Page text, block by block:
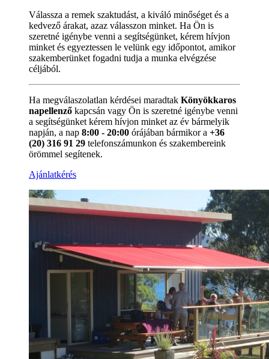
Válassza a remek szaktudást, a kiváló minőséget és a
kedvező árakat, azaz válasszon minket. Ha Ön is
szeretné igénybe venni a segítségünket, kérem hívjon
minket és egyeztessen le velünk egy időpontot, amikor
szakemberünket fogadni tudja a munka elvégzése
céljából.
Ha megválaszolatlan kérdései maradtak Könyökkaros
napellenző kapcsán vagy Ön is szeretné igénybe venni
a segítségünket kérem hívjon minket az év bármelyik
napján, a nap 8:00 - 20:00 órájában bármikor a +36
(20) 316 91 29 telefonszámunkon és szakembereink
örömmel segítenek.
Ajánlatkérés